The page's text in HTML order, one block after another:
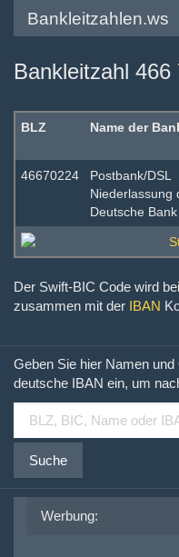
Bankleitzahlen.ws
Bankleitzahl 466
BLZ Name der
46670224
Postbank/DSL
Niederlassung
Deutsche Bank
Der Swift-BIC Code wird
zusammen mit der IBAN
Geben Sie hier Namen
deutsche IBAN ein, um
Suche
Werbung: